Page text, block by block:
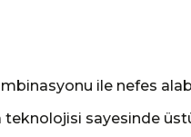
ile nefes
teknolojisi sayesinde